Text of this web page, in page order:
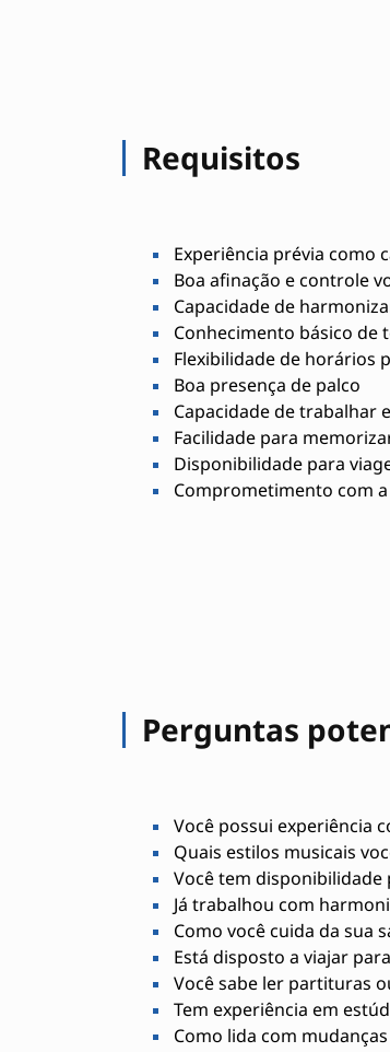
Requisitos
Experiência prévia como
Boa afinação e controle
Capacidade de
Conhecimento básico de
Flexibilidade de horários
Boa presença de palco
Capacidade de trabalhar
Facilidade para
Disponibilidade para
Comprometimento com
Perguntas
Você possui experiência
Quais estilos musicais
Você tem disponibilidade
Já trabalhou com
Como você cuida da sua
Está disposto a viajar
Você sabe ler partituras
Tem experiência em
Como lida com